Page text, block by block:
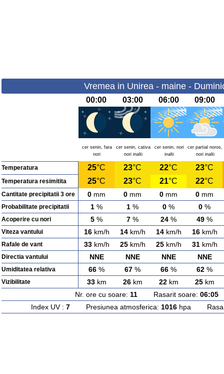
Vremea in Unirea - maine -
00:00 03:00 06:00 09:00
cer senin, fara
nori
cer senin, cativa
nori inalti
cer senin, nori
inalti
cer partial noros,
nori inalti
Temperatura 25°C 23°C 22°C 23°C
Temperatura resimitita 25°C 23°C 21°C 22°C
Cantitate precipitatii 3 ore 0 mm 0 mm 0 mm 0 mm
Probabilitate precipitatii 1 % 1 % 0 % 0 %
Acoperire cu nori 5 % 7 % 24 % 49 %
Viteza vantului 16km/h 14km/h 14km/h 16km/h
Rafale de vant 33km/h 25km/h 25km/h 31km/h
Directia vantului NNE NNE NNE NNE
Umiditatea relativa 66 % 67 % 66 % 62 %
Vizibilitate 33km 26km 22km 25km
Nr. ore cu soare: 11 Rasarit soare: 06:05
Index UV : 7Presiunea atmosferica: 1016hpa